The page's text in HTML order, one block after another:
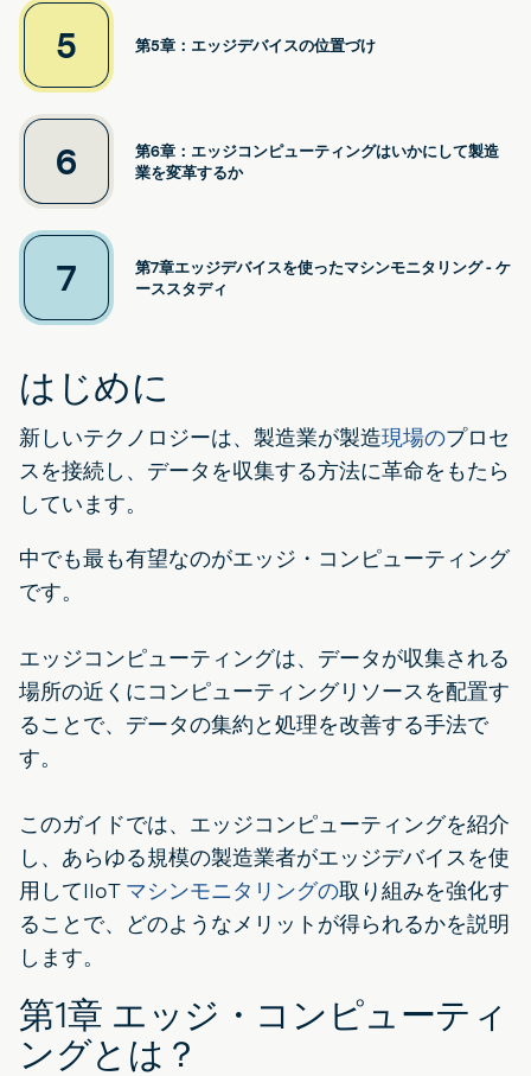
5 第5章：エッジデバイスの位置づけ
6
第6章：エッジコンピューティングはいかにして製造
業を変革するか
7
第7章エッジデバイスを使ったマシンモニタリング - ケ
ーススタディ
はじめに
新しいテクノロジーは、製造業が製造現場のプロセ
スを接続し、データを収集する方法に革命をもたら
しています。
中でも最も有望なのがエッジ・コンピューティング
です。
エッジコンピューティングは、データが収集される
場所の近くにコンピューティングリソースを配置す
ることで、データの集約と処理を改善する手法で
す。
このガイドでは、エッジコンピューティングを紹介
し、あらゆる規模の製造業者がエッジデバイスを使
用してIIoT マシンモニタリングの取り組みを強化す
ることで、どのようなメリットが得られるかを説明
します。
第1章 エッジ・コンピューティ
ングとは？